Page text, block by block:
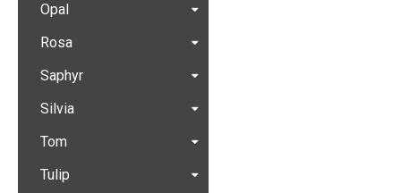
Opal
Rosa
Saphyr
Silvia
Tom
Tulip